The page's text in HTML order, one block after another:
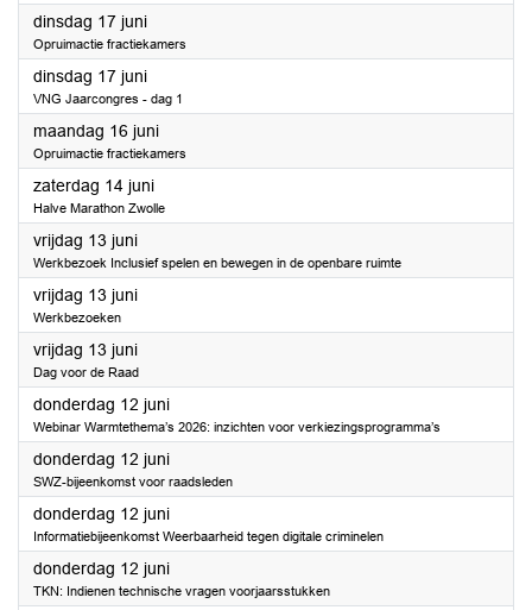
dinsdag 17 juni2025
Opruimactie fractiekamers
dinsdag 17 juni2025
VNG Jaarcongres - dag 1
maandag 16 juni2025
Opruimactie fractiekamers
zaterdag 14 juni2025
Halve Marathon Zwolle
vrijdag 13 juni2025
Werkbezoek Inclusief spelen en bewegen in de openbare ruimte
vrijdag 13 juni2025
Werkbezoeken
vrijdag 13 juni2025
Dag voor de Raad
donderdag 12 juni2025
Webinar Warmtethema’s 2026: inzichten voor verkiezingsprogramma’s
donderdag 12 juni2025
SWZ-bijeenkomst voor raadsleden
donderdag 12 juni2025
Informatiebijeenkomst Weerbaarheid tegen digitale criminelen
donderdag 12 juni2025
TKN: Indienen technische vragen voorjaarsstukken